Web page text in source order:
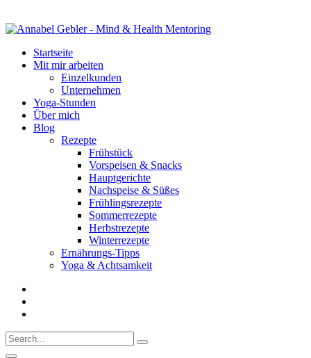
Startseite
Mit mir arbeiten
Einzelkunden
Unternehmen
Yoga-Stunden
Über mich
Blog
Rezepte
Frühstück
Vorspeisen & Snacks
Hauptgerichte
Nachspeise & Süßes
Frühlingsrezepte
Sommerrezepte
Herbstrezepte
Winterrezepte
Ernährungs-Tipps
Yoga & Achtsamkeit